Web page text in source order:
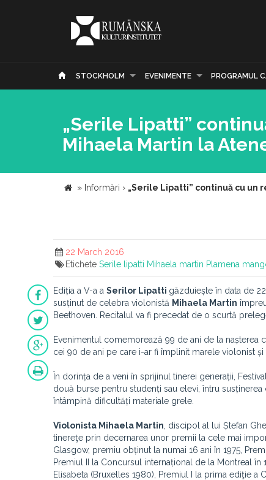
STOCKHOLM EVENIMENTE PROGRAMUL
„Serile Lipatti”
Mihaela Martin la
» Informări › „Serile Lipatti” continuă cu un
22 March 2016
Etichete Serile lipatti Mihaela martin Plamena
Ediția a V-a a Serilor Lipatti găzduiește în data de
susținut de celebra violonistă Mihaela Martin
Beethoven. Recitalul va fi precedat de o scurtă
Evenimentul comemorează 99 de ani de la nașterea
cei 90 de ani pe care i-ar fi împlinit marele violonist
În dorința de a veni în sprijinul tinerei generații,
două burse pentru studenți sau elevi, întru
întâmpină dificultăți materiale grele.
Violonista Mihaela Martin , discipol al lui Ștefan
tinereţe prin decernarea unor premii la cele mai
Glasgow, premiu obținut la numai 16 ani în 1975,
Premiul II la Concursul internațional de la Montreal
Elisabeta (Bruxelles 1980), Premiul I la prima ediţie a